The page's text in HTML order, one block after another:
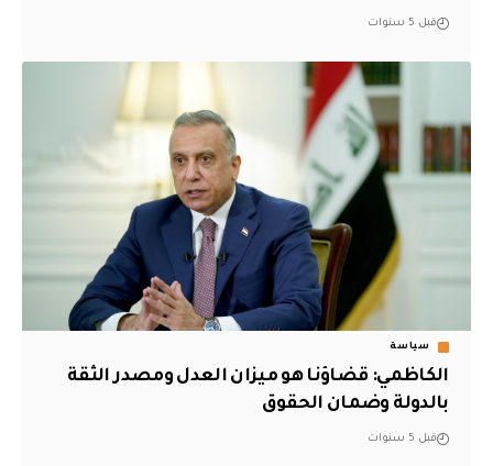
قبل 5 سنوات
سياسة
الكاظمي: قضاؤنا هو ميزان العدل ومصدر الثقة
بالدولة وضمان الحقوق
قبل 5 سنوات